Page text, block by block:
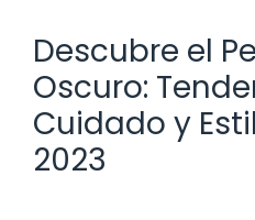
Descubre el
Oscuro:
Cuidado y
2023